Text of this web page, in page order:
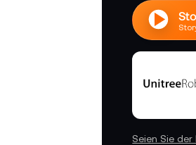
Seien Sie